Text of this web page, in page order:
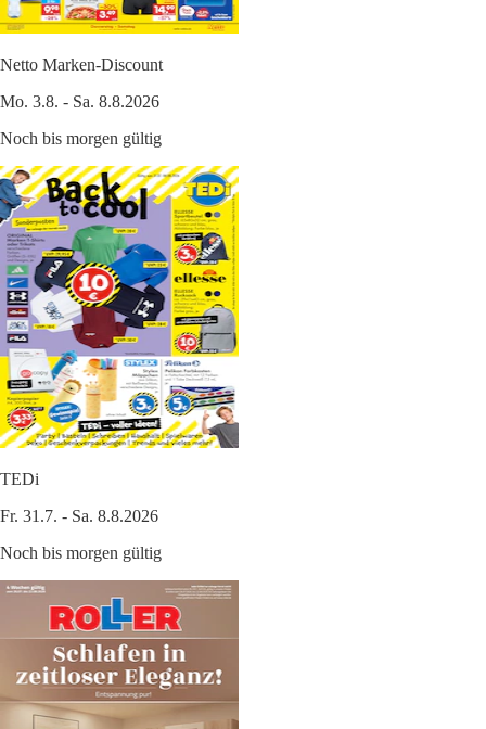
Netto Marken-Discount
Mo. 3.8. - Sa. 8.8.2026
Noch bis morgen gültig
TEDi
Fr. 31.7. - Sa. 8.8.2026
Noch bis morgen gültig